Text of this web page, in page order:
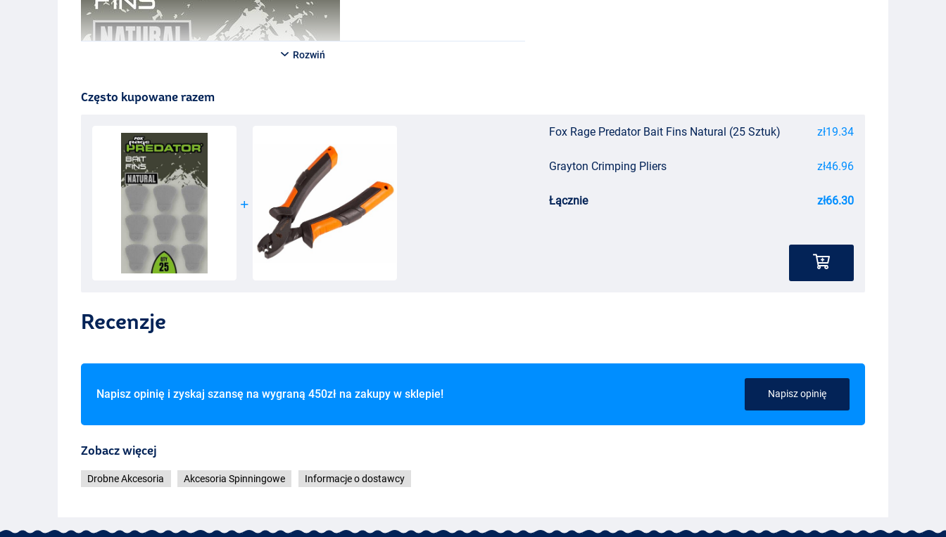
Rozwiń
Często kupowane razem
Fox Rage Predator Bait Fins Natural (25 Sztuk) zł19.34
Grayton Crimping Pliers zł46.96
Łącznie zł66.30
Recenzje
Napisz opinię i zyskaj szansę na wygraną 450zł na zakupy w sklepie! Napisz opinię
Zobacz więcej
Drobne Akcesoria Akcesoria Spinningowe Informacje o dostawcy